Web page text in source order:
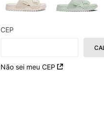
CEP
Não sei meu CEP